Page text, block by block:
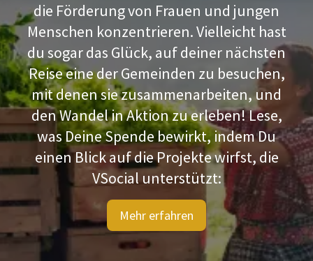
die Förderung von Frauen und jungen
Menschen konzentrieren. Vielleicht hast
du sogar das Glück, auf deiner nächsten
Reise eine der Gemeinden zu besuchen,
mit denen sie zusammenarbeiten, und
den Wandel in Aktion zu erleben! Lese,
was Deine Spende bewirkt, indem Du
einen Blick auf die Projekte wirfst, die
VSocial unterstützt:
Mehr erfahren